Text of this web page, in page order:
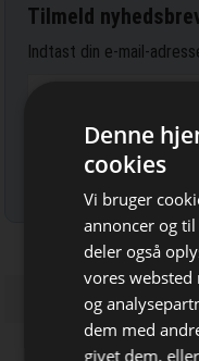
Bliv
Tilmeld
Indtast din e-mail-
Læs mere om
Denne
cookies
Vi bruger
annoncer og
deler også
vores websted
og
dem med
givet dem,